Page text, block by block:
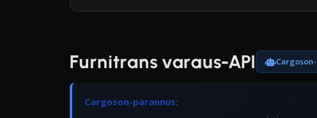
Furnitrans varaus-API
Cargoson-parannus: